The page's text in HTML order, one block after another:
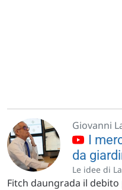
Giovanni
I
da
Le idee di
Fitch daungrada il